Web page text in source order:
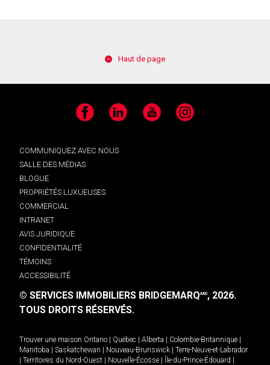
Haut de page
Facebook LinkedIn YouTube Instagram
COMMUNIQUEZ AVEC NOUS
SALLE DES MÉDIAS
BLOGUE
PROPRIÉTÉS LUXUEUSES
COMMERCIAL
INTRANET
AVIS JURIDIQUE
CONFIDENTIALITÉ
TÉMOINS
ACCESSIBILITÉ
© SERVICES IMMOBILIERS BRIDGEMARQMD, 2026.
TOUS DROITS RÉSERVÉS.
Trouver une maison Ontario | Québec | Alberta | Colombie-Britannique |
Manitoba | Saskatchewan | Nouveau-Brunswick | Terre-Neuve-et-Labrador
| Territoires du Nord-Ouest | Nouvelle-Écosse | Île-du-Prince-Édouard |